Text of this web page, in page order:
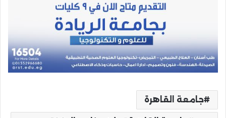
جامعة القاهرة